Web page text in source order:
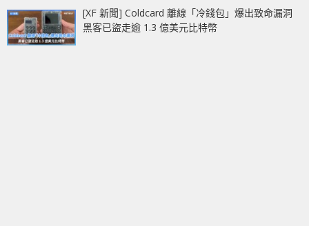
[XF 新聞] Coldcard 離線「冷錢包」爆出致命漏洞
黑客已盜走逾 1.3 億美元比特幣